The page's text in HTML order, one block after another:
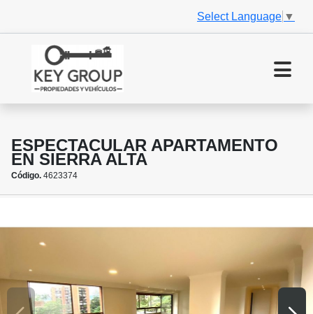
Select Language ▼
ESPECTACULAR APARTAMENTO
EN SIERRA ALTA
Código. 4623374